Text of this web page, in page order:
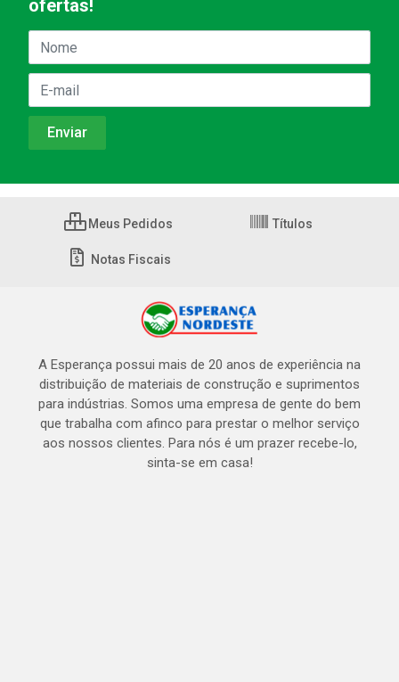
ofertas!
Meus Pedidos Títulos
Notas Fiscais
A Esperança possui mais de 20 anos de experiência na
distribuição de materiais de construção e suprimentos
para indústrias. Somos uma empresa de gente do bem
que trabalha com afinco para prestar o melhor serviço
aos nossos clientes. Para nós é um prazer recebe-lo,
sinta-se em casa!